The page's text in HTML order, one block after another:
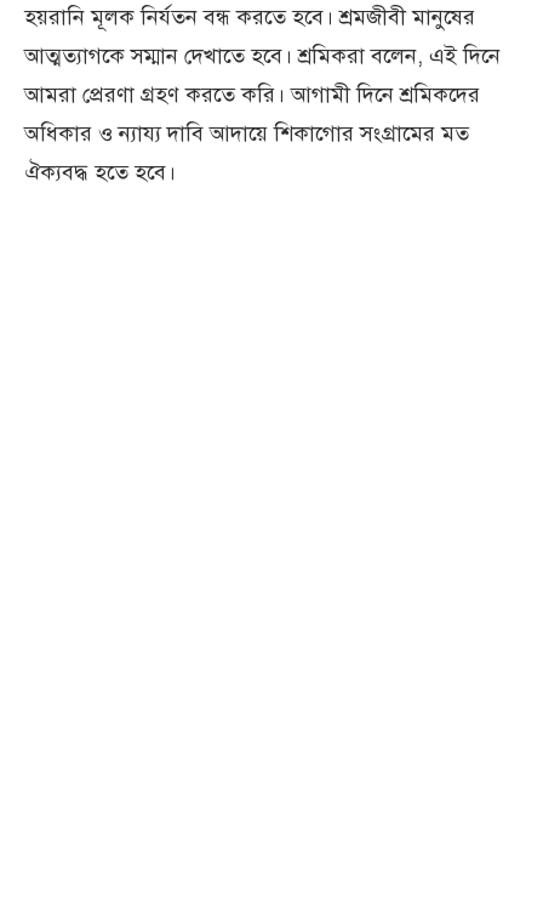
হয়রানি মূলক নির্যতন বন্ধ করতে হবে। শ্রমজীবী মানুষের
আত্মত্যাগকে সম্মান দেখাতে হবে। শ্রমিকরা বলেন, এই দিনে
আমরা প্রেরণা গ্রহণ করতে করি। আগামী দিনে শ্রমিকদের
অধিকার ও ন্যায্য দাবি আদায়ে শিকাগোর সংগ্রামের মত
ঐক্যবদ্ধ হতে হবে।